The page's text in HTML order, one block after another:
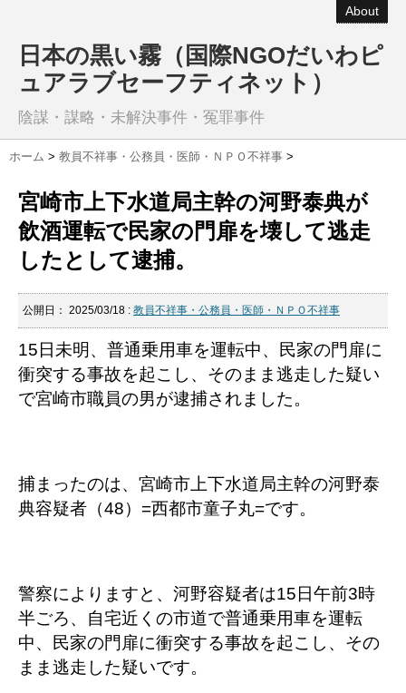
About
日本の黒い霧（国際NGOだいわピ
ュアラブセーフティネット）
陰謀・謀略・未解決事件・冤罪事件
ホーム > 教員不祥事・公務員・医師・ＮＰＯ不祥事 >
宮崎市上下水道局主幹の河野泰典が
飲酒運転で民家の門扉を壊して逃走
したとして逮捕。
公開日： 2025/03/18 : 教員不祥事・公務員・医師・ＮＰＯ不祥事
15日未明、普通乗用車を運転中、民家の門扉に
衝突する事故を起こし、そのまま逃走した疑い
で宮崎市職員の男が逮捕されました。
捕まったのは、宮崎市上下水道局主幹の河野泰
典容疑者（48）=西都市童子丸=です。
警察によりますと、河野容疑者は15日午前3時
半ごろ、自宅近くの市道で普通乗用車を運転
中、民家の門扉に衝突する事故を起こし、その
まま逃走した疑いです。